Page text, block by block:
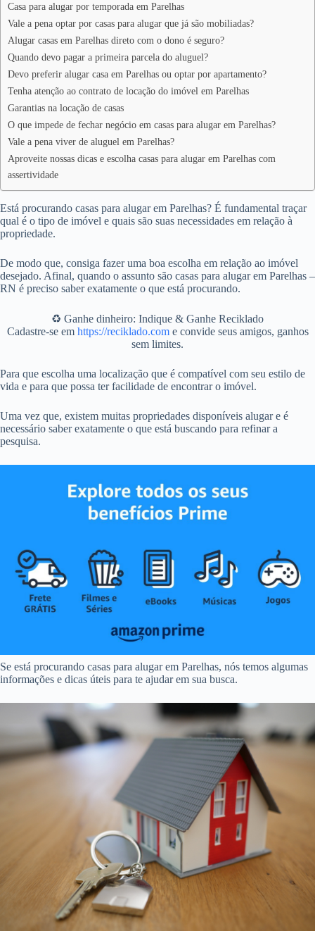
Casa para alugar por temporada em Parelhas
Vale a pena optar por casas para alugar que já são mobiliadas?
Alugar casas em Parelhas direto com o dono é seguro?
Quando devo pagar a primeira parcela do aluguel?
Devo preferir alugar casa em Parelhas ou optar por apartamento?
Tenha atenção ao contrato de locação do imóvel em Parelhas
Garantias na locação de casas
O que impede de fechar negócio em casas para alugar em Parelhas?
Vale a pena viver de aluguel em Parelhas?
Aproveite nossas dicas e escolha casas para alugar em Parelhas com
assertividade
Está procurando casas para alugar em Parelhas? É fundamental traçar
qual é o tipo de imóvel e quais são suas necessidades em relação à
propriedade.
De modo que, consiga fazer uma boa escolha em relação ao imóvel
desejado. Afinal, quando o assunto são casas para alugar em Parelhas –
RN é preciso saber exatamente o que está procurando.
♻️ Ganhe dinheiro: Indique & Ganhe Reciklado
Cadastre-se em https://reciklado.come convide seus amigos, ganhos
sem limites.
Para que escolha uma localização que é compatível com seu estilo de
vida e para que possa ter facilidade de encontrar o imóvel.
Uma vez que, existem muitas propriedades disponíveis alugar e é
necessário saber exatamente o que está buscando para refinar a
pesquisa.
Se está procurando casas para alugar em Parelhas, nós temos algumas
informações e dicas úteis para te ajudar em sua busca.